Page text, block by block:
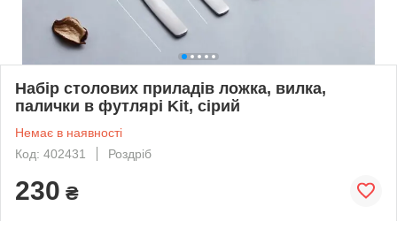
Набір столових приладів ложка, вилка,
палички в футлярі Kit, сірий
Немає в наявності
Код: 402431
Роздріб
230 ₴